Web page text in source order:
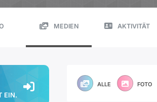
MEDIEN AKTIVITÄT
ALLE FOTO
EIN.